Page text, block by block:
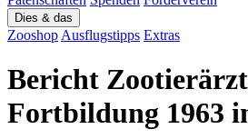
Dies & das
Zooshop Ausflugstipps Extras
Bericht
Fortbildung 1963